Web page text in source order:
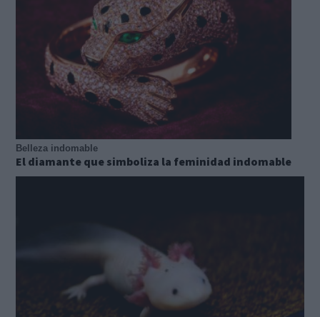
Belleza indomable
El diamante que simboliza la feminidad indomable